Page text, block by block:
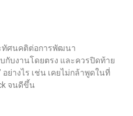
ทัศนคติต่อการพัฒนา
กับงานโดยตรง และควรปิดท้าย
ย่างไร เช่น เคยไม่กล้าพูดในที่
จนดีขึ้น